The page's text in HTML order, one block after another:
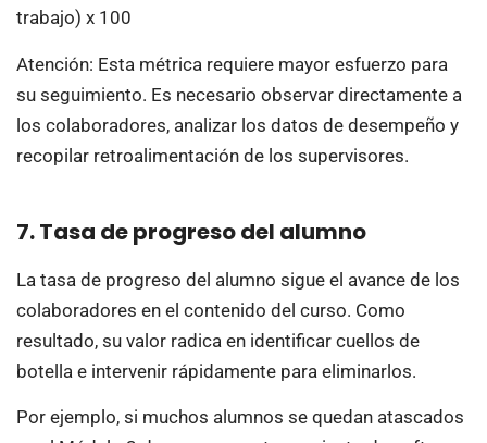
trabajo) x 100
Atención: Esta métrica requiere mayor esfuerzo para
su seguimiento. Es necesario observar directamente a
los colaboradores, analizar los datos de desempeño y
recopilar retroalimentación de los supervisores.
7. Tasa de progreso del alumno
La tasa de progreso del alumno sigue el avance de los
colaboradores en el contenido del curso. Como
resultado, su valor radica en identificar cuellos de
botella e intervenir rápidamente para eliminarlos.
Por ejemplo, si muchos alumnos se quedan atascados